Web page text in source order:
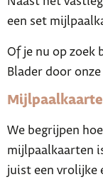
een set
Of je nu op zoek
Blader door
We begrijpen
mijlpaalkaarten
juist een vrolijke